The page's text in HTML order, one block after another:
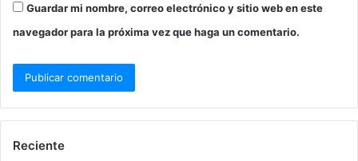
Guardar mi nombre, correo electrónico y sitio web en este
navegador para la próxima vez que haga un comentario.
Reciente